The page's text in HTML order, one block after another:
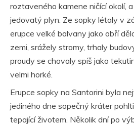
roztaveného kamene ničící okolí,
jedovatý plyn. Ze sopky létaly v
erupce velké balvany jako obří
zemi, srážely stromy, trhaly
proudy se chovaly spíš jako
velmi horké.
Erupce sopky na Santorini byla
jediného dne sopečný kráter
tepající životem. Několik dní po